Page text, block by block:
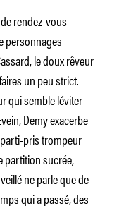
rendez-vous
personnages
le doux rêveur
un peu strict.
qui semble léviter
Demy exacerbe
parti-pris trompeur
partition sucrée,
ne parle que de
qui a passé, des